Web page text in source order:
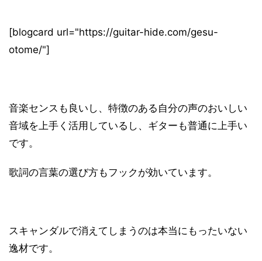
[blogcard url="https://guitar-hide.com/gesu-
otome/"]
音楽センスも良いし、特徴のある自分の声のおいしい
音域を上手く活用しているし、ギターも普通に上手い
です。
歌詞の言葉の選び方もフックが効いています。
スキャンダルで消えてしまうのは本当にもったいない
逸材です。